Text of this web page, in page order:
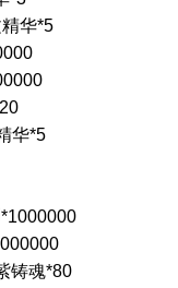
华*5
华*5
铸魂*80